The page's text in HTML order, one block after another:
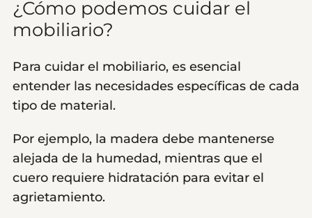
¿Cómo podemos cuidar el
mobiliario?
Para cuidar el mobiliario, es esencial
entender las necesidades específicas de cada
tipo de material.
Por ejemplo, la madera debe mantenerse
alejada de la humedad, mientras que el
cuero requiere hidratación para evitar el
agrietamiento.